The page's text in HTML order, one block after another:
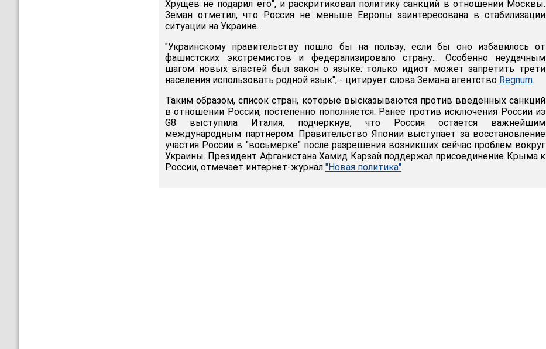
Хрущев не подарил его", и раскритиковал политику санкций в отношении Москвы.
Земан отметил, что Россия не меньше Европы заинтересована в стабилизации
ситуации на Украине.
"Украинскому правительству пошло бы на пользу, если бы оно избавилось от
фашистских экстремистов и федерализировало страну... Особенно неудачным
шагом новых властей был закон о языке: только идиот может запретить трети
населения использовать родной язык", - цитирует слова Земана агентство Regnum.
Таким образом, список стран, которые высказываются против введенных санкций
в отношении России, постепенно пополняется. Ранее против исключения России из
G8 выступила Италия, подчеркнув, что Россия остается важнейшим
международным партнером. Правительство Японии выступает за восстановление
участия России в "восьмерке" после разрешения возникших сейчас проблем вокруг
Украины. Президент Афганистана Хамид Карзай поддержал присоединение Крыма к
России, отмечает интернет-журнал "Новая политика".